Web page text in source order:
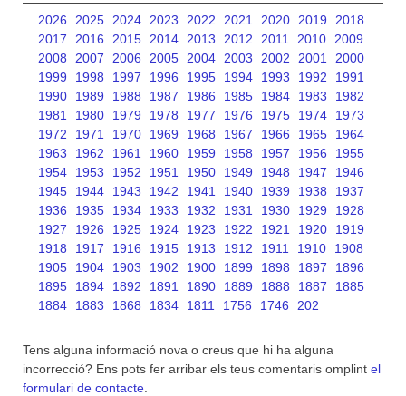
2026 2025 2024 2023 2022 2021 2020 2019
2018
2017
2016 2015 2014 2013 2012 2011 2010 2009
2008
2007 2006 2005 2004 2003 2002 2001
2000
1999
1998 1997 1996 1995 1994 1993 1992
1991
1990
1989 1988 1987 1986 1985 1984 1983
1982
1981
1980 1979 1978 1977 1976 1975 1974
1973
1972
1971 1970 1969 1968 1967 1966 1965
1964
1963
1962 1961 1960 1959 1958 1957 1956
1955
1954
1953 1952 1951 1950 1949 1948 1947
1946
1945
1944 1943 1942 1941 1940 1939 1938
1937
1936
1935 1934 1933 1932 1931 1930 1929
1928
1927
1926 1925 1924 1923 1922 1921 1920
1919
1918
1917 1916 1915 1913 1912 1911 1910
1908
1905
1904 1903 1902 1900 1899 1898 1897
1896
1895
1894 1892 1891 1890 1889 1888 1887
1885
1884
1883 1868 1834 1811 1756 1746 202
Tens alguna informació nova o creus que hi ha alguna
incorrecció? Ens pots fer arribar els teus comentaris omplint el
formulari de contacte.